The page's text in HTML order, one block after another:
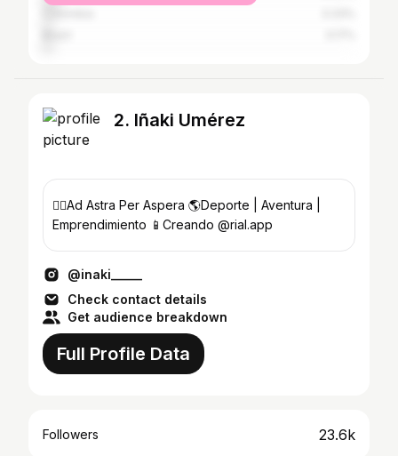
2. Iñaki Umérez
❤️‍🔥Ad Astra Per Aspera 🌎Deporte | Aventura |
Emprendimiento 📱Creando @rial.app
@inaki_____
Check contact details
Get audience breakdown
Full Profile Data
Followers 23.6k